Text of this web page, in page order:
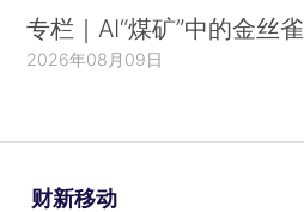
专栏｜AI“煤矿”中的金丝雀
2026年08月09日
财新移动